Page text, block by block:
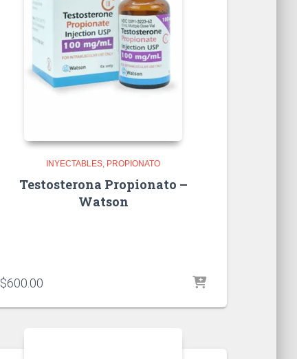
INYECTABLES PROPIONATO
Testosterona Propionato –
Watson
$600.00